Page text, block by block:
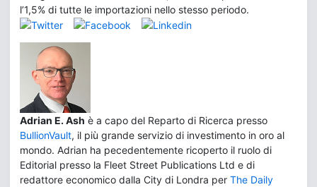
l’1,5% di tutte le importazioni nello stesso periodo.
Adrian E. Ash è a capo del Reparto di Ricerca presso
BullionVault, il più grande servizio di investimento in oro al
mondo. Adrian ha pecedentemente ricoperto il ruolo di
Editorial presso la Fleet Street Publications Ltd e di
redattore economico dalla City di Londra per The Daily